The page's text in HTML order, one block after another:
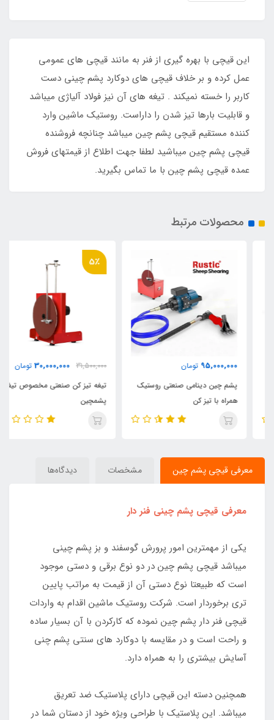
این قیچی با بهره گیری از فنر به مانند قیچی های عمومی
عمل کرده و بر خلاف قیچی های دوکارد پشم چینی دست
کاربر را خسته نمیکند . تیغه های آن نیز فولاد آلیاژی میباشد
و قابلیت بارها تیز شدن را داراست. روستیک ماشین وارد
کننده مستقیم قیچی پشم چین میباشد چنانچه فروشنده
قیچی پشم چین میباشید لطفا جهت اطلاع از قیمتهای فروش
عمده قیچی پشم چین با ما تماس بگیرید.
محصولات مرتبط
95,000,000 تومان
پشم چین دینامی صنعتی روستیک
همراه با تیز کن
31,500,000
30,000,000 تومان
تیغه تیز کن صنعتی مخصوص تیغه
پشمچین
معرفی قیچی پشم چین مشخصات دیدگاه‌ها
معرفی قیچی پشم چینی فنر دار
یکی از مهمترین امور پرورش گوسفند و بز پشم چینی
میباشد قیچی پشم چین در دو نوع برقی و دستی موجود
است که طبیعتا نوع دستی آن از قیمت به مراتب پایین
تری برخوردار است. شرکت روستیک ماشین اقدام به واردات
قیچی فنر دار پشم چین نموده که کارکردن با آن بسیار ساده
و راحت است و در مقایسه با دوکارد های سنتی پشم چنی
آسایش بیشتری را به همراه دارد.
همچنین دسته این قیچی دارای پلاستیک ضد تعریق
میباشد. این پلاستیک با طراحی ویژه خود از دستان شما در